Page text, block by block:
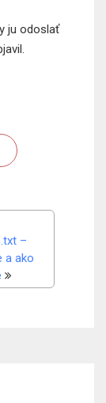
ju odoslať
–
a ako